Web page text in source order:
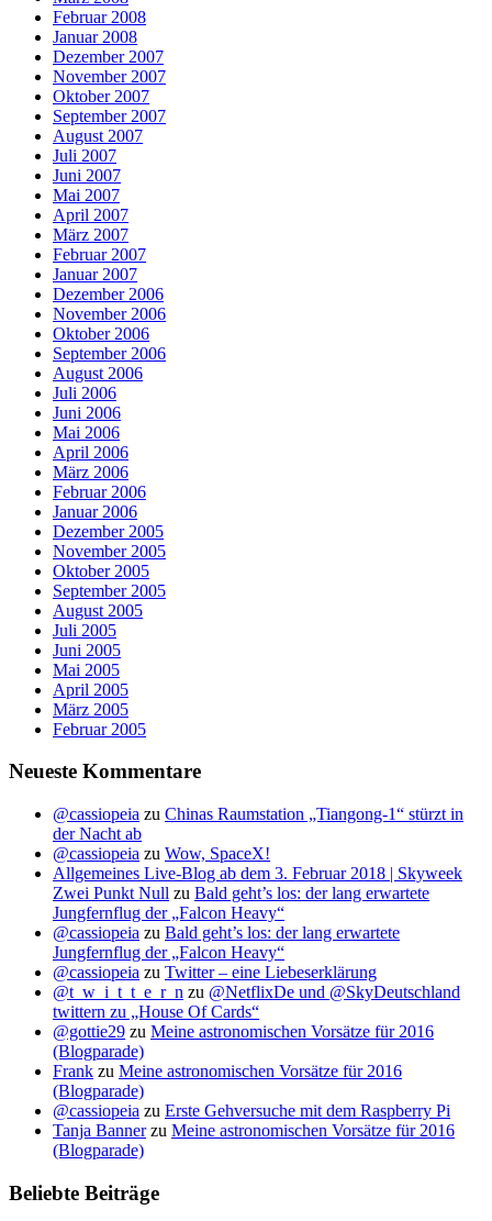
Februar 2008
Januar 2008
Dezember 2007
November 2007
Oktober 2007
September 2007
August 2007
Juli 2007
Juni 2007
Mai 2007
April 2007
März 2007
Februar 2007
Januar 2007
Dezember 2006
November 2006
Oktober 2006
September 2006
August 2006
Juli 2006
Juni 2006
Mai 2006
April 2006
März 2006
Februar 2006
Januar 2006
Dezember 2005
November 2005
Oktober 2005
September 2005
August 2005
Juli 2005
Juni 2005
Mai 2005
April 2005
März 2005
Februar 2005
Neueste Kommentare
@cassiopeia zu Chinas Raumstation „Tiangong-1“ stürzt in
der Nacht ab
@cassiopeia zu Wow, SpaceX!
Allgemeines Live-Blog ab dem 3. Februar 2018 | Skyweek
Zwei Punkt Null zu Bald geht’s los: der lang erwartete
Jungfernflug der „Falcon Heavy“
@cassiopeia zu Bald geht’s los: der lang erwartete
Jungfernflug der „Falcon Heavy“
@cassiopeia zu Twitter – eine Liebeserklärung
@t_w_i_t_t_e_r_n zu @NetflixDe und @SkyDeutschland
twittern zu „House Of Cards“
@gottie29 zu Meine astronomischen Vorsätze für 2016
(Blogparade)
Frank zu Meine astronomischen Vorsätze für 2016
(Blogparade)
@cassiopeia zu Erste Gehversuche mit dem Raspberry Pi
Tanja Bannerzu Meine astronomischen Vorsätze für 2016
(Blogparade)
Beliebte Beiträge